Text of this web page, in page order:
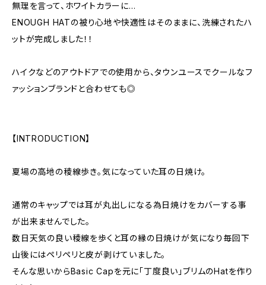
無理を言って、ホワイトカラーに…
ENOUGH HATの被り心地や快適性はそのままに、洗練されたハ
ットが完成しました！！
ハイクなどのアウトドアでの使用から、タウンユースでクールなフ
ァッションブランドと合わせても◎
【INTRODUCTION】
夏場の高地の稜線歩き。気になっていた耳の日焼け。
通常のキャップでは耳が丸出しになる為日焼けをカバーする事
が出来ませんでした。
数日天気の良い稜線を歩くと耳の縁の日焼けが気になり毎回下
山後にはペリペリと皮が剥けていました。
そんな思いからBasic Capを元に「丁度良い」ブリムのHatを作り